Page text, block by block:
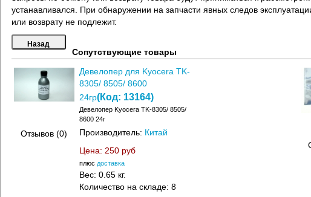
устанавливался. При обнаружении на запчасти явных следов
или возврату не подлежит.
Сопутствующие товары
Отзывов (0)
Девелопер для Kyocera TK-
8305/ 8505/ 8600
24гр(Код: 13164)
Девелопер Kyocera TK-8305/ 8505/
8600 24г
Производитель: Китай
Цена: 250 руб
плюс доставка
Вес: 0.65 кг.
Количество на складе: 8